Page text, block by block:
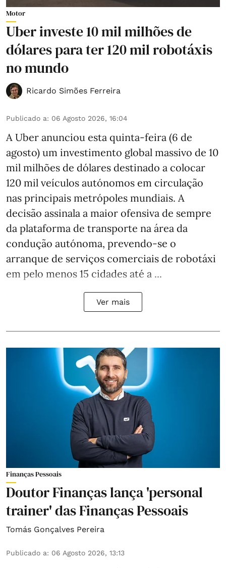
Motor
Uber investe 10 mil milhões de
dólares para ter 120 mil robotáxis
no mundo
Ricardo Simões Ferreira
Publicado a: 06 Agosto 2026, 16:04
A Uber anunciou esta quinta-feira (6 de
agosto) um investimento global massivo de 10
mil milhões de dólares destinado a colocar
120 mil veículos autónomos em circulação
nas principais metrópoles mundiais. A
decisão assinala a maior ofensiva de sempre
da plataforma de transporte na área da
condução autónoma, prevendo-se o
arranque de serviços comerciais de robotáxi
em pelo menos 15 cidades até a ...
Ver mais
Finanças Pessoais
Doutor Finanças lança 'personal
trainer' das Finanças Pessoais
Tomás Gonçalves Pereira
Publicado a: 06 Agosto 2026, 13:13